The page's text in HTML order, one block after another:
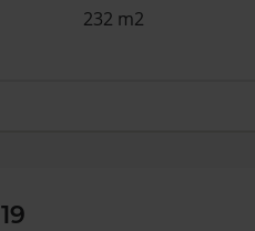
232 m2